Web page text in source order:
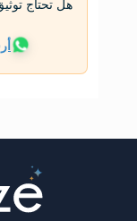
هل تحتاج